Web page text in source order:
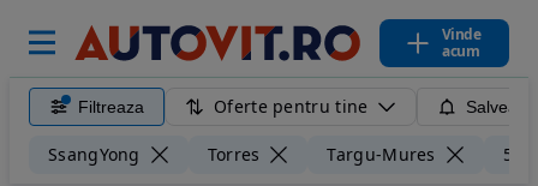
Vinde
acum
Filtreaza Oferte pentru tine
SsangYong Torres Targu-Mures 50